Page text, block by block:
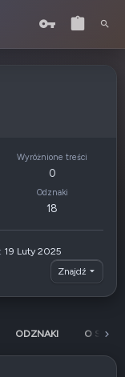
Wyróżnione treści
0
Odznaki
18
19 Luty 2025
Znajdź
ODZNAKI O SOBIE